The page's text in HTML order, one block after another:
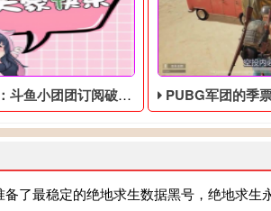
订阅破800万，收入超过百万 PUBG军团的季票用户可以使用
了最稳定的绝地求生数据黑号，绝地求